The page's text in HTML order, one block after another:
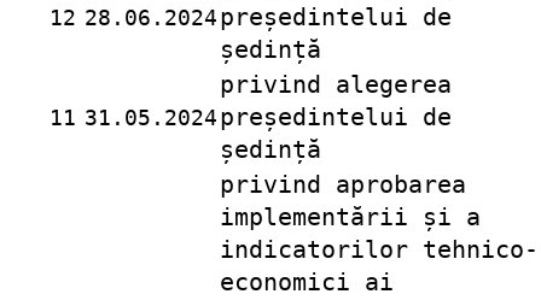
12 28.06.2024președintelui de
ședință
11 31.05.2024
privind alegerea
președintelui de
ședință
privind aprobarea
implementării și a
indicatorilor tehnico-
economici ai